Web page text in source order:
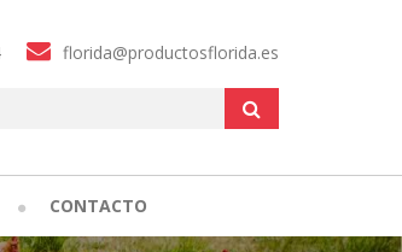
florida@productosflorida.es
CONTACTO